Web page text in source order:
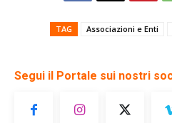
TAG Associazioni e Enti
Segui il Portale sui nostri